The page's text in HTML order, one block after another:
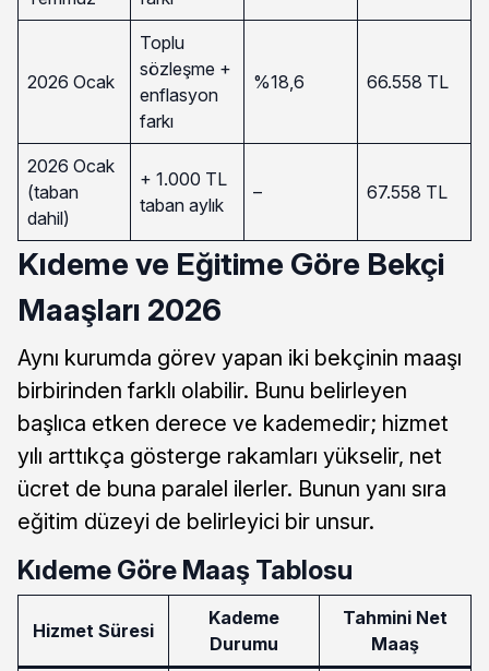
2026 Ocak
Toplu
sözleşme +
enflasyon
farkı
%18,6 66.558 TL
2026 Ocak
(taban
dahil)
+ 1.000 TL
taban aylık
– 67.558 TL
Kıdeme ve Eğitime Göre Bekçi
Maaşları 2026
Aynı kurumda görev yapan iki bekçinin maaşı
birbirinden farklı olabilir. Bunu belirleyen
başlıca etken derece ve kademedir; hizmet
yılı arttıkça gösterge rakamları yükselir, net
ücret de buna paralel ilerler. Bunun yanı sıra
eğitim düzeyi de belirleyici bir unsur.
Kıdeme Göre Maaş Tablosu
Hizmet Süresi
Kademe
Durumu
Tahmini Net
Maaş